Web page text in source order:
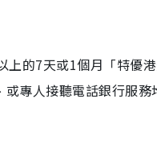
上的7天或1個月「特優
專人接聽電話銀行服務